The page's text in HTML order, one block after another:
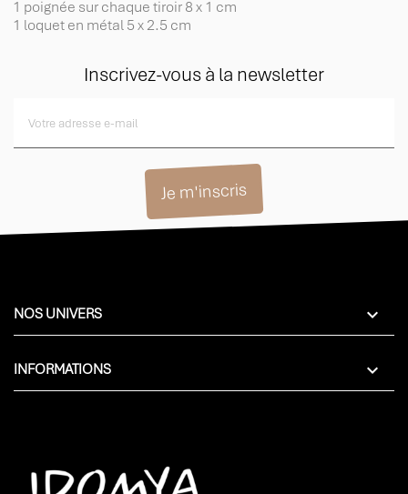
1 poignée sur chaque tiroir 8 x 1 cm
1 loquet en métal 5 x 2.5 cm
Inscrivez-vous à la newsletter
NOS UNIVERS 
INFORMATIONS 